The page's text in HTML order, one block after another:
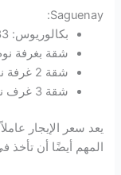
Saguenay:
بكالوريوس: 433 دولار
شقة بغرفة نوم
شقة 2 غرفة نوم: 608 دولار
شقة 3 غرف نوم أو أكثر: 672 دولار
يعد سعر الإيجار
المهم أيضًا أن تأخذ